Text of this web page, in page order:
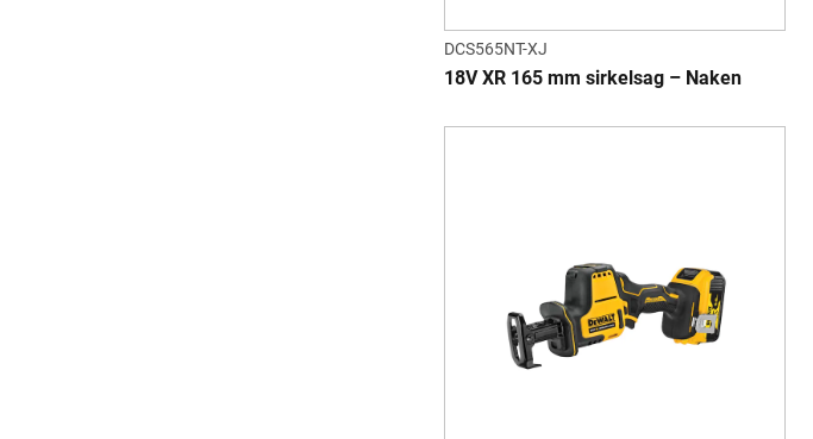
DCS565NT-XJ
18V XR 165 mm sirkelsag – Naken